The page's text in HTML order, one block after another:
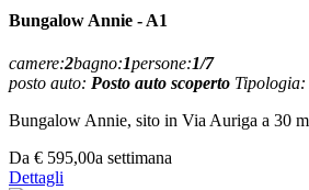
Bungalow Annie - A1
camere:2bagno:1persone:1/7
posto auto: Posto auto scoperto Tipologia:
Bungalow Annie, sito in Via Auriga a 30
Da € 595,00a settimana
Dettagli